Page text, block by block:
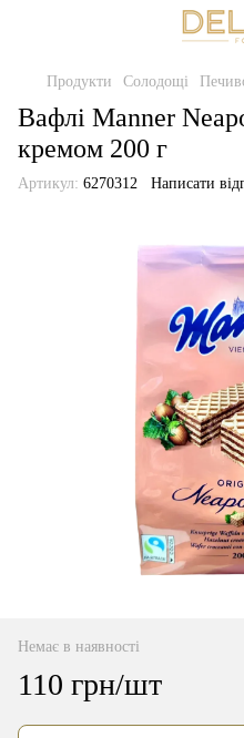
Продукти Солодощі
Вафлі Manner
кремом 200 г
Артикул: 6270312 Написати
Немає в наявності
110 грн/шт